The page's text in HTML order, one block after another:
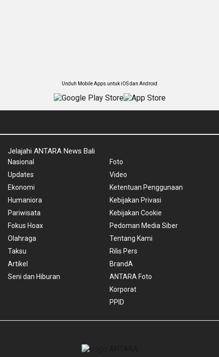
Unduh Mobile Apps untuk iOS dan Android
Jelajahi ANTARA News Bali
Nasional
Updates
Ekonomi
Humaniora
Pariwisata
Fokus Hoax
Olahraga
Taksu
Artikel
Seni dan Hiburan
Foto
Video
Ketentuan Penggunaan
Kebijakan Privasi
Kebijakan Cookie
Pedoman Media Siber
Tentang Kami
Rilis Pers
BrandA
ANTARA Foto
Korporat
PPID